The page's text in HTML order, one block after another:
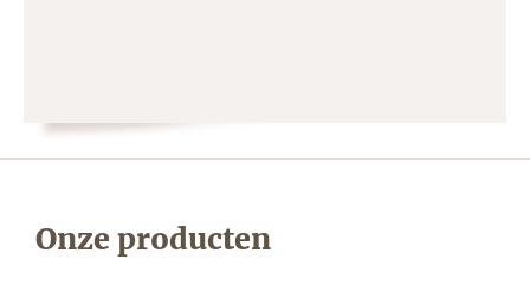
Onze producten